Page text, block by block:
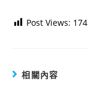
Post Views: 174
相關內容